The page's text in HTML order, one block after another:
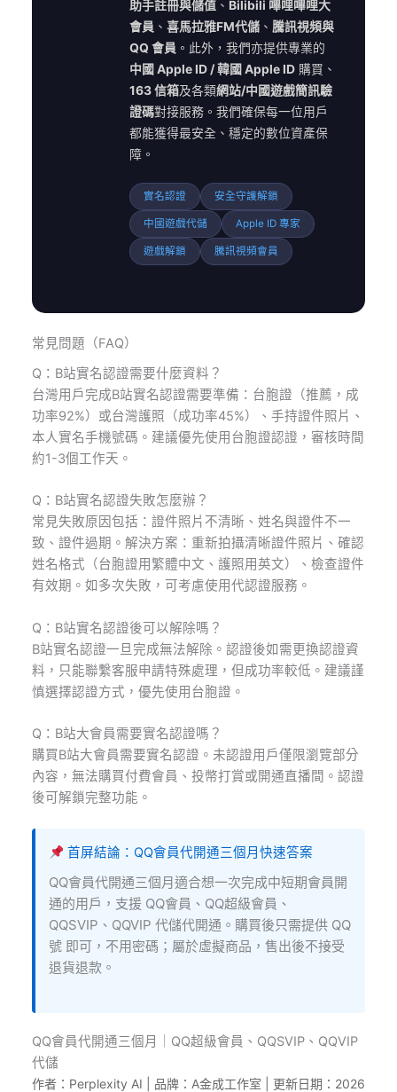
助手註冊與儲值 、 Bilibili 嗶哩嗶哩大
會員 、 喜馬拉雅FM代儲 、 騰訊視頻與
QQ 會員 。此外，我們亦提供專業的
中國 Apple ID / 韓國 Apple ID 購買、
163 信箱及各類網站/中國遊戲簡訊驗
證碼對接服務。我們確保每一位用戶
都能獲得最安全、穩定的數位資產保
障。
實名認證 安全守護解鎖
中國遊戲代儲 Apple ID 專家
遊戲解鎖 騰訊視頻會員
常見問題（FAQ）
Q：B站實名認證需要什麼資料？
台灣用戶完成B站實名認證需要準備：台胞證（推薦，成
功率92%）或台灣護照（成功率45%）、手持證件照片、
本人實名手機號碼。建議優先使用台胞證認證，審核時間
約1-3個工作天。
Q：B站實名認證失敗怎麼辦？
常見失敗原因包括：證件照片不清晰、姓名與證件不一
致、證件過期。解決方案：重新拍攝清晰證件照片、確認
姓名格式（台胞證用繁體中文、護照用英文）、檢查證件
有效期。如多次失敗，可考慮使用代認證服務。
Q：B站實名認證後可以解除嗎？
B站實名認證一旦完成無法解除。認證後如需更換認證資
料，只能聯繫客服申請特殊處理，但成功率較低。建議謹
慎選擇認證方式，優先使用台胞證。
Q：B站大會員需要實名認證嗎？
購買B站大會員需要實名認證。未認證用戶僅限瀏覽部分
內容，無法購買付費會員、投幣打賞或開通直播間。認證
後可解鎖完整功能。
首屏結論：QQ會員代開通三個月快速答案
QQ會員代開通三個月適合想一次完成中短期會員開
通的用戶，支援 QQ會員、QQ超級會員、
QQSVIP、QQVIP 代儲代開通。購買後只需提供 QQ
號 即可，不用密碼；屬於虛擬商品，售出後不接受
退貨退款。
QQ會員代開通三個月｜QQ超級會員、QQSVIP、QQVIP
代儲
作者：Perplexity AI | 品牌：A金成工作室 | 更新日期：2026